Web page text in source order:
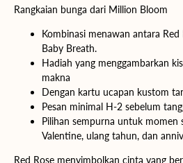
Rangkaian bunga dari Million Bloom
Kombinasi menawan antara Red
Baby Breath.
Hadiah yang menggambarkan
makna
Dengan kartu ucapan kustom
Pesan minimal H-2 sebelum
Pilihan sempurna untuk momen
Valentine, ulang tahun, dan
Red Rose menyimbolkan cinta yang